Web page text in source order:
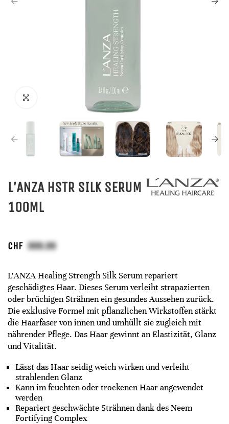
L'ANZA HSTR SILK SERUM
100ML
CHF
L’ANZA Healing Strength Silk Serum repariert
geschädigtes Haar. Dieses Serum verleiht strapazierten
oder brüchigen Strähnen ein gesundes Aussehen zurück.
Die exklusive Formel mit pflanzlichen Wirkstoffen stärkt
die Haarfaser von innen und umhüllt sie zugleich mit
nährender Pflege. Das Haar gewinnt an Elastizität, Glanz
und Vitalität.
Lässt das Haar seidig weich wirken und verleiht
strahlenden Glanz
Kann im feuchten oder trockenen Haar angewendet
werden
Repariert geschwächte Strähnen dank des Neem
Fortifying Complex